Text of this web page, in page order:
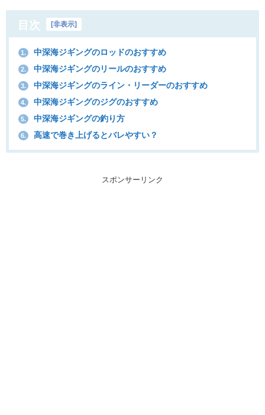
目次 非表示
1. 中深海ジギングのロッドのおすすめ
2. 中深海ジギングのリールのおすすめ
3. 中深海ジギングのライン・リーダーのおすすめ
4. 中深海ジギングのジグのおすすめ
5. 中深海ジギングの釣り方
6. 高速で巻き上げるとバレやすい？
スポンサーリンク